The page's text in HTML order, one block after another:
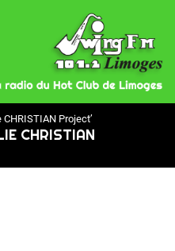
Project’
CHRISTIAN